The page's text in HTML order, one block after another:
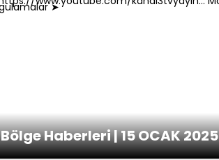
Bölge Haberleri | 15 OCAK 2025